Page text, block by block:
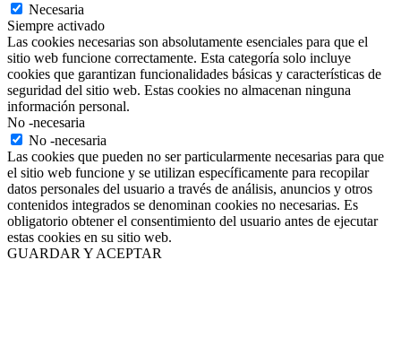
Necesaria
Siempre activado
Las cookies necesarias son absolutamente esenciales para que el
sitio web funcione correctamente. Esta categoría solo incluye
cookies que garantizan funcionalidades básicas y características de
seguridad del sitio web. Estas cookies no almacenan ninguna
información personal.
No -necesaria
No -necesaria
Las cookies que pueden no ser particularmente necesarias para que
el sitio web funcione y se utilizan específicamente para recopilar
datos personales del usuario a través de análisis, anuncios y otros
contenidos integrados se denominan cookies no necesarias. Es
obligatorio obtener el consentimiento del usuario antes de ejecutar
estas cookies en su sitio web.
GUARDAR Y ACEPTAR